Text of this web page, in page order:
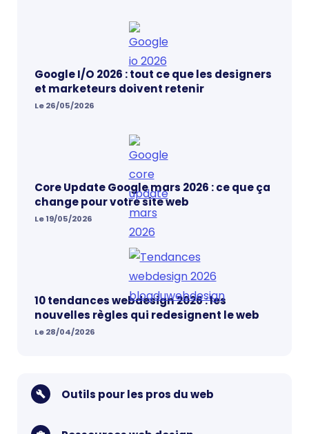
Google I/O 2026 : tout ce que les designers
et marketeurs doivent retenir
Le 26/05/2026
Core Update Google mars 2026 : ce que ça
change pour votre site web
Le 19/05/2026
10 tendances webdesign 2026 : les
nouvelles règles qui redesignent le web
Le 28/04/2026
Outils pour les pros du web